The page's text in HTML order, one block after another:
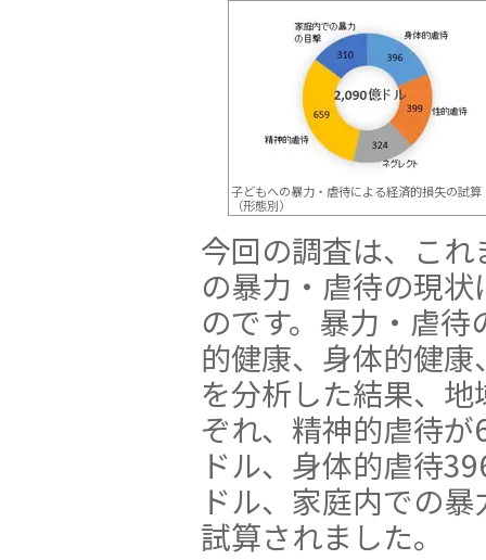
子どもへの暴力・虐待による経済的損失の試算
（形態別）
今回の調査は、こ
の暴力・虐待の現
のです。暴力・虐
的健康、身体的健
を分析した結果、
ぞれ、精神的虐待
ドル、身体的虐待
ドル、家庭内での
試算されました。